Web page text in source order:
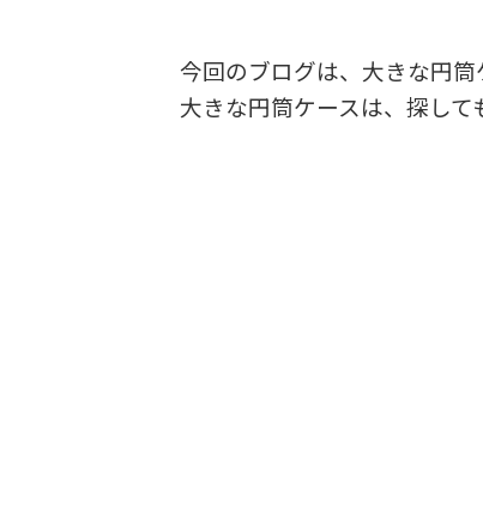
今回のブログは、大きな円筒
大きな円筒ケースは、探して